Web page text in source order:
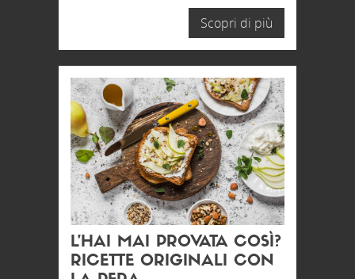
Scopri di più
L’HAI MAI PROVATA COSÌ?
RICETTE ORIGINALI CON